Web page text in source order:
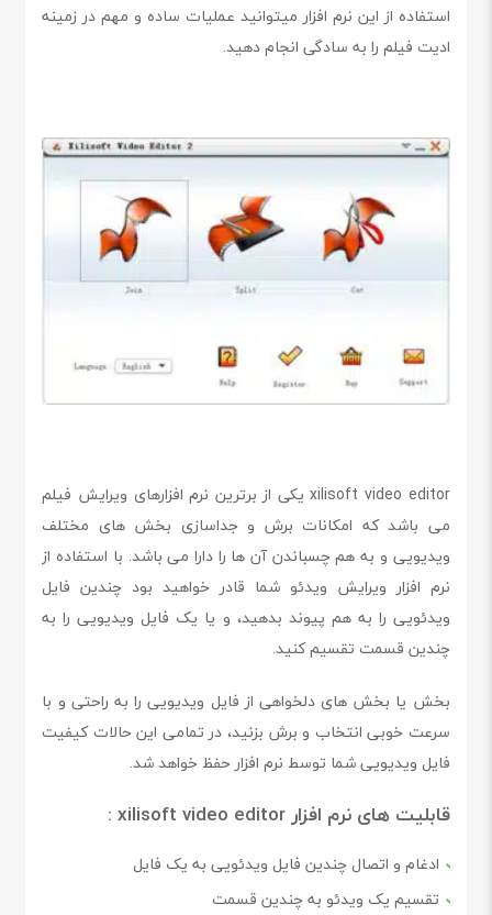
استفاده از این نرم افزار میتوانید عملیات ساده و مهم در زمینه
ادیت فیلم را به سادگی انجام دهید.
xilisoft video editor یکی از برترین نرم افزارهای ویرایش فیلم
می باشد که امکانات برش و جداسازی بخش های مختلف
ویدیویی و به هم چسباندن آن ها را دارا می باشد. با استفاده از
نرم افزار ویرایش ویدئو شما قادر خواهید بود چندین فایل
ویدئویی را به هم پیوند بدهید، و یا یک فایل ویدیویی را به
چندین قسمت تقسیم کنید.
بخش یا بخش های دلخواهی از فایل ویدیویی را به راحتی و با
سرعت خوبی انتخاب و برش بزنید، در تمامی این حالات کیفیت
فایل ویدیویی شما توسط نرم افزار حفظ خواهد شد.
قابلیت های نرم افزار xilisoft video editor :
ادغام و اتصال چندین فایل ویدئویی به یک فایل
تقسیم یک ویدئو به چندین قسمت